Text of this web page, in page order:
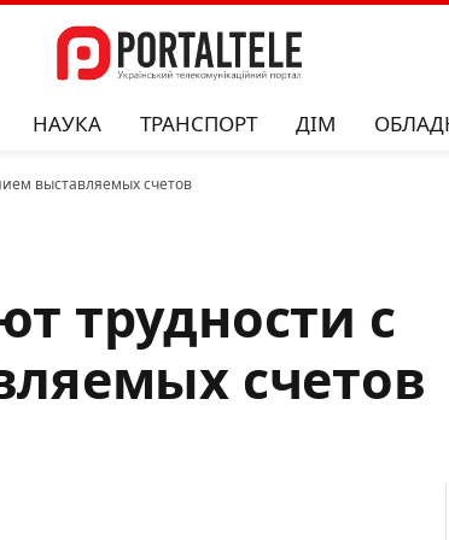
НАУКА ТРАНСПОРТ ДІМ
выставляемых счетов
трудности с
счетов